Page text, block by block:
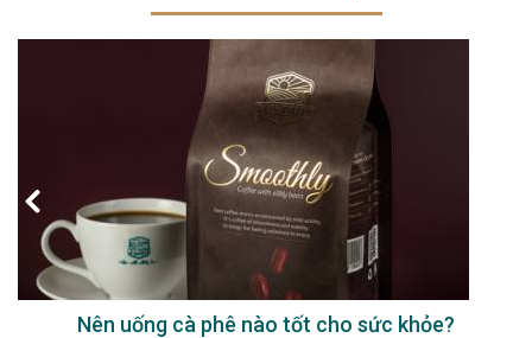
Nên uống cà phê nào tốt cho sức khỏe?